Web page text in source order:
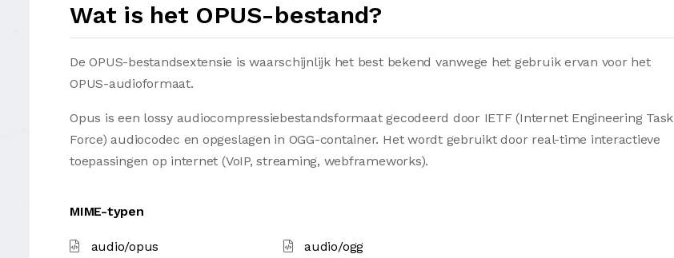
Wat is het OPUS-bestand?
De OPUS-bestandsextensie is waarschijnlijk het best bekend vanwege het gebruik ervan voor het
OPUS-audioformaat.
Opus is een lossy audiocompressiebestandsformaat gecodeerd door IETF (Internet Engineering Task
Force) audiocodec en opgeslagen in OGG-container. Het wordt gebruikt door real-time interactieve
toepassingen op internet (VoIP, streaming, webframeworks).
MIME-typen
audio/opus audio/ogg